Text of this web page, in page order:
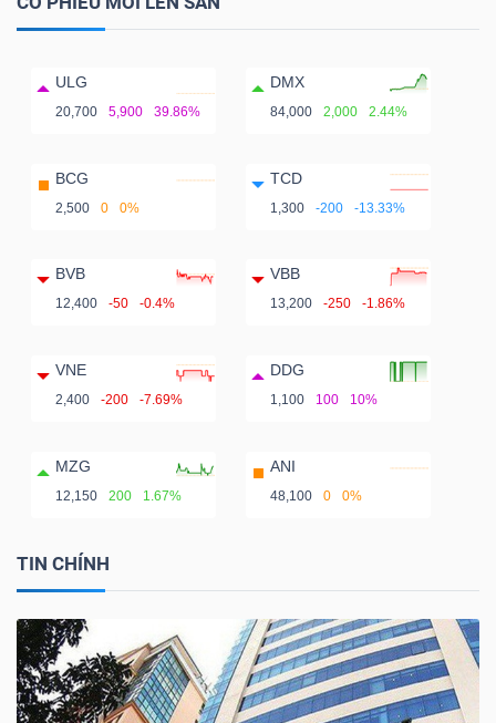
ULG
20,700 5,900 39.86%
DMX
84,000 2,000 2.44%
BCG
2,500 0 0%
TCD
1,300 -200 -13.33%
BVB
12,400 -50 -0.4%
VBB
13,200 -250 -1.86%
VNE
2,400 -200 -7.69%
DDG
1,100 100 10%
MZG
12,150 200 1.67%
ANI
48,100 0 0%
TIN CHÍNH